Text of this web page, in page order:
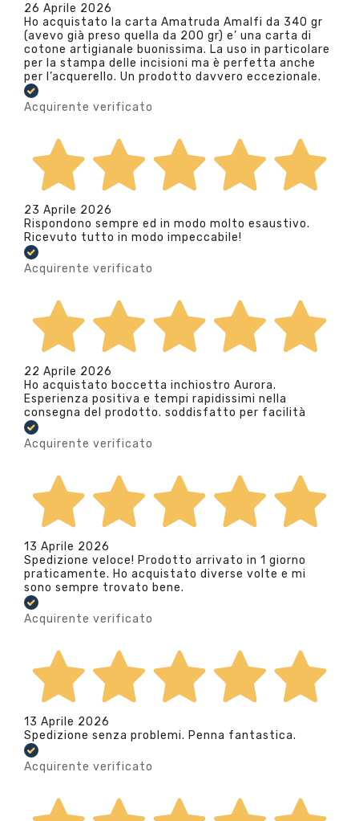
26 Aprile 2026
Ho acquistato la carta Amatruda Amalfi da 340 gr
(avevo già preso quella da 200 gr) e’ una carta di
cotone artigianale buonissima. La uso in particolare
per la stampa delle incisioni ma è perfetta anche
per l’acquerello. Un prodotto davvero eccezionale.
Acquirente verificato
23 Aprile 2026
Rispondono sempre ed in modo molto esaustivo.
Ricevuto tutto in modo impeccabile!
Acquirente verificato
22 Aprile 2026
Ho acquistato boccetta inchiostro Aurora.
Esperienza positiva e tempi rapidissimi nella
consegna del prodotto. soddisfatto per facilità
Acquirente verificato
13 Aprile 2026
Spedizione veloce! Prodotto arrivato in 1 giorno
praticamente. Ho acquistato diverse volte e mi
sono sempre trovato bene.
Acquirente verificato
13 Aprile 2026
Spedizione senza problemi. Penna fantastica.
Acquirente verificato